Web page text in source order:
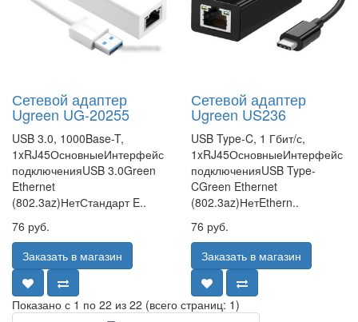
Сетевой адаптер
Ugreen UG-20255
USB 3.0, 1000Base-T,
1xRJ45ОсновныеИнтерфейс
подключенияUSB 3.0Green
Ethernet
(802.3az)НетСтандарт E..
76 руб.
Заказать в магазин
Сетевой адаптер
Ugreen US236
USB Type-C, 1 Гбит/с,
1xRJ45ОсновныеИнтерфейс
подключенияUSB Type-
CGreen Ethernet
(802.3az)НетEthern..
76 руб.
Заказать в магазин
Показано с 1 по 22 из 22 (всего страниц: 1)